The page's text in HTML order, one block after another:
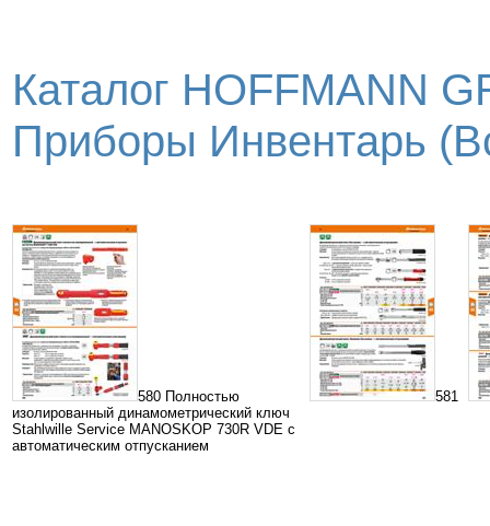
Каталог HOFFMANN
Приборы Инвентарь
580 Полностью
изолированный динамометрический ключ
Stahlwille Service MANOSKOP 730R VDE с
автоматическим отпусканием
581